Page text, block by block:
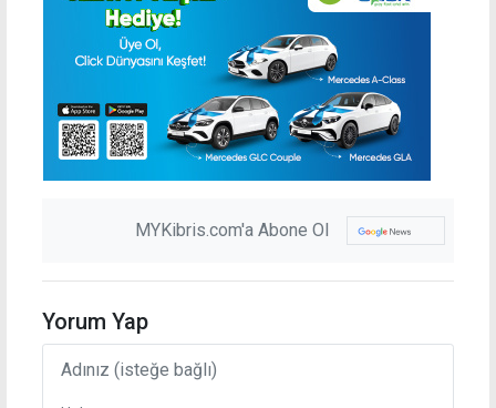
MYKibris.com'a Abone Ol
Yorum Yap